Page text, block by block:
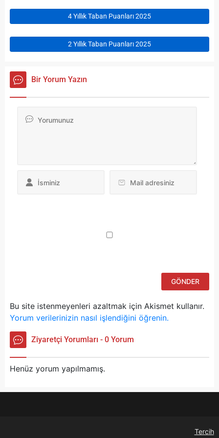
4 Yıllık Taban Puanları 2025
2 Yıllık Taban Puanları 2025
Bir Yorum Yazın
Bu site istenmeyenleri azaltmak için Akismet kullanır.
Yorum verilerinizin nasıl işlendiğini öğrenin.
Ziyaretçi Yorumları - 0 Yorum
Henüz yorum yapılmamış.
Tercih